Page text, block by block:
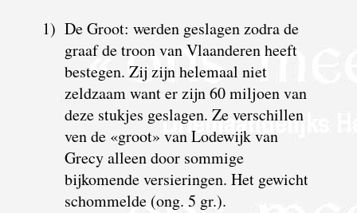
1) De Groot: werden geslagen zodra de
graaf de troon van Vlaanderen heeft
bestegen. Zij zijn helemaal niet
zeldzaam want er zijn 60 miljoen van
deze stukjes geslagen. Ze verschillen
ven de «groot» van Lodewijk van
Grecy alleen door sommige
bijkomende versieringen. Het gewicht
schommelde (ong. 5 gr.).